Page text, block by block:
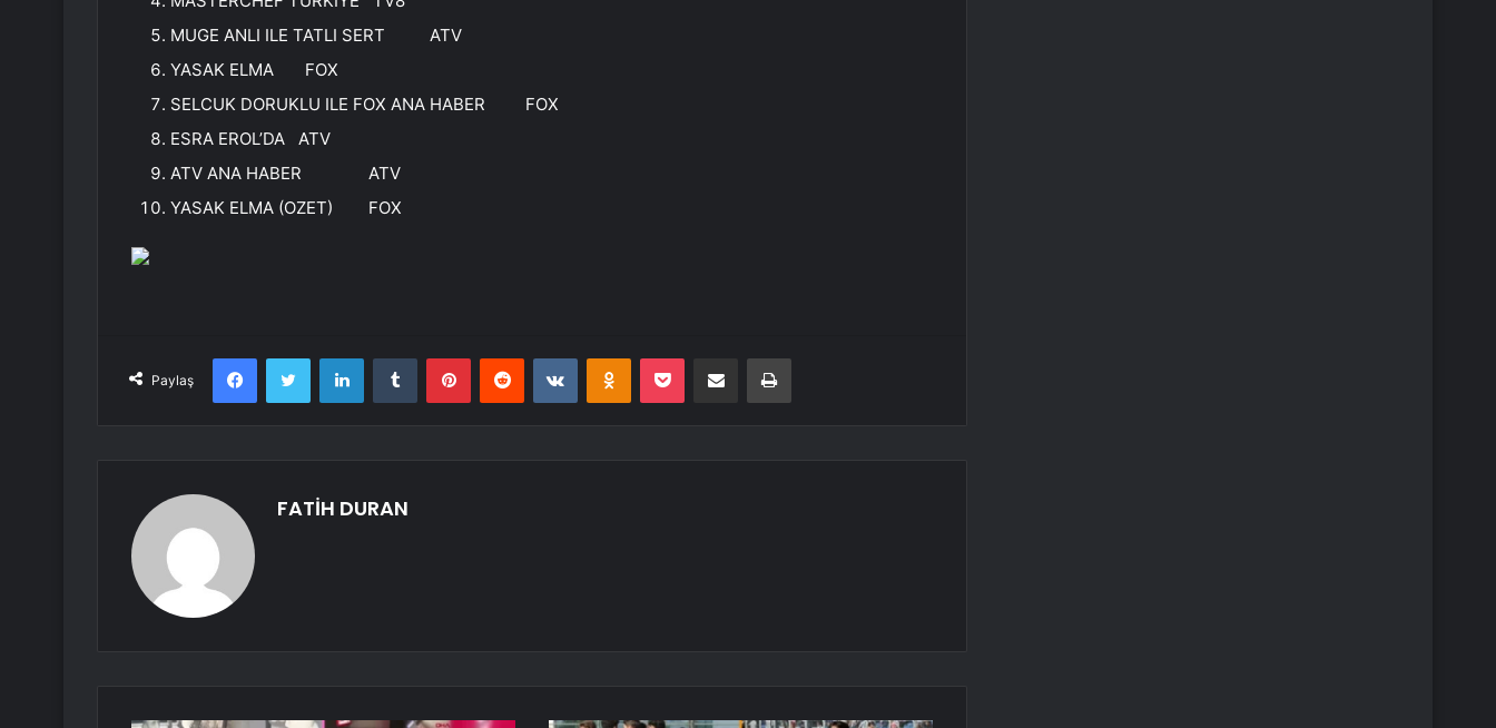
MUGE ANLI ILE TATLI SERT ATV
YASAK ELMA FOX
SELCUK DORUKLU ILE FOX ANA HABER FOX
ESRA EROL’DA ATV
ATV ANA HABER ATV
YASAK ELMA (OZET) FOX
Paylaş
FacebookTwitter LinkedInTumblr PinterestReddit VKontakteOdnoklassniki
Pocket E-Posta ile paylaş Yazdır
FATİH DURAN